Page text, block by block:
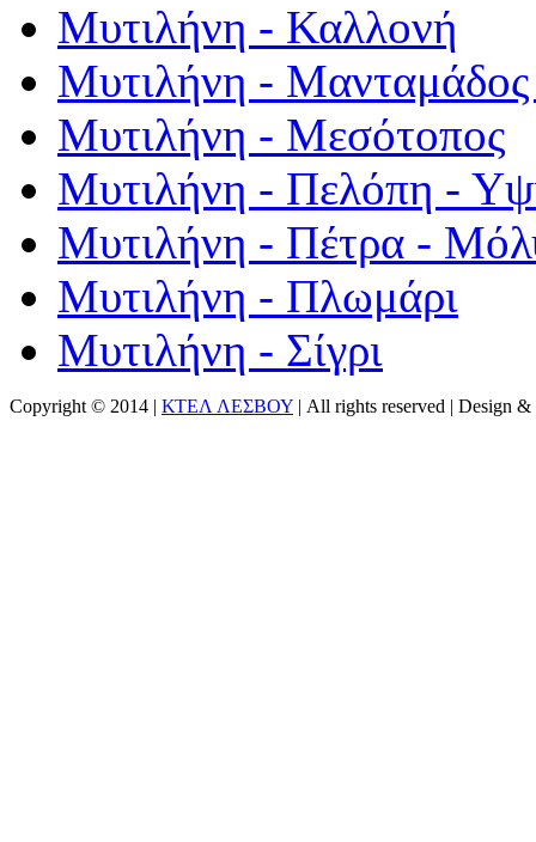
Μυτιλήνη - Καλλονή
Μυτιλήνη - Μανταμάδος
Μυτιλήνη - Μεσότοπος
Μυτιλήνη - Πελόπη -
Μυτιλήνη - Πέτρα -
Μυτιλήνη - Πλωμάρι
Μυτιλήνη - Σίγρι
Copyright © 2014 | ΚΤΕΛ ΛΕΣΒΟΥ | All rights reserved | Design &